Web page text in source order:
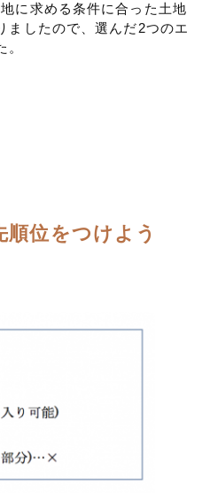
に求める条件に合った土地
ましたので、選んだ2つのエ
位をつけよう